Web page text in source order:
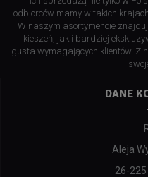
odbiorców mamy w takich
W naszym asortymencie
kieszeń, jak i bardziej
gusta wymagających klientów. Z
DANE
Aleja
26-